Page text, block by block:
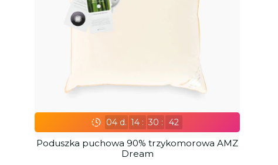
04d. 14 : 30 : 41
Poduszka puchowa 90% trzykomorowa AMZ
Dream